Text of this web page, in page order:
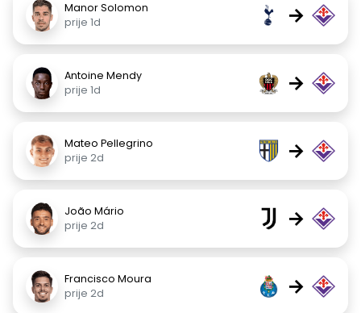
Manor Solomon
prije 1d
→
Antoine Mendy
prije 1d
→
Mateo Pellegrino
prije 2d
→
João Mário
prije 2d
→
Francisco Moura
prije 2d
→